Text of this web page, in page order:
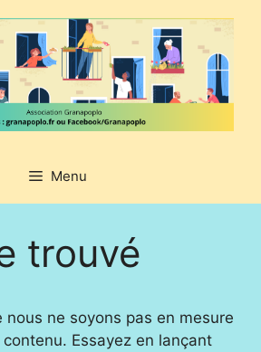
Menu
trouvé
nous ne soyons pas en mesure
Essayez en lançant